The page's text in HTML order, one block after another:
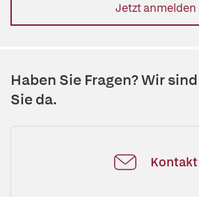
Jetzt anmelden
Haben Sie Fragen? Wir
Sie da.
Kontakt